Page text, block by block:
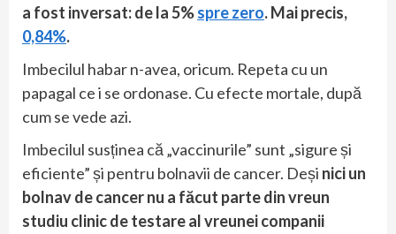
a fost inversat: de la 5%spre zero. Mai precis,
0,84%.
Imbecilul habar n-avea, oricum. Repeta cu un
papagal ce i se ordonase. Cu efecte mortale, după
cum se vede azi.
Imbecilul susținea că „vaccinurile” sunt „sigure și
eficiente” și pentru bolnavii de cancer. Deși nici un
bolnav de cancer nu a făcut parte din vreun
studiu clinic de testare al vreunei companii